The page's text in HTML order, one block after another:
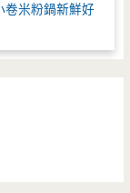
米粉鍋新鮮好